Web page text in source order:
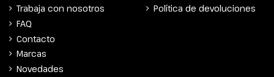
Trabaja con nosotros
FAQ
Contacto
Marcas
Novedades
Política de devoluciones